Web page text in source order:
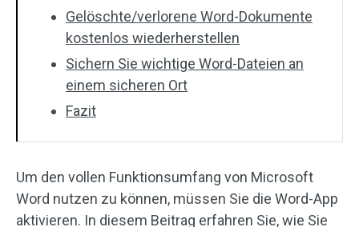
Gelöschte/verlorene Word-Dokumente
kostenlos wiederherstellen
Sichern Sie wichtige Word-Dateien an
einem sicheren Ort
Fazit
Um den vollen Funktionsumfang von Microsoft
Word nutzen zu können, müssen Sie die Word-App
aktivieren. In diesem Beitrag erfahren Sie, wie Sie